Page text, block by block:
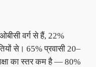
वर्ग से हैं, 22%
से। 65% प्रवासी 20–
का स्तर कम है — 80%